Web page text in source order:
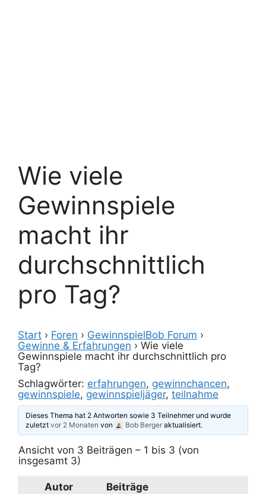
Wie viele
Gewinnspiele
macht ihr
durchschnittlich
pro Tag?
Start › Foren › GewinnspielBob Forum ›
Gewinne & Erfahrungen › Wie viele
Gewinnspiele macht ihr durchschnittlich pro
Tag?
Schlagwörter: erfahrungen, gewinnchancen,
gewinnspiele, gewinnspieljäger, teilnahme
Dieses Thema hat 2 Antworten sowie 3 Teilnehmer und wurde
zuletztvor 2 Monaten von Bob Berger aktualisiert.
Ansicht von 3 Beiträgen – 1 bis 3 (von
insgesamt 3)
Autor
Beiträge